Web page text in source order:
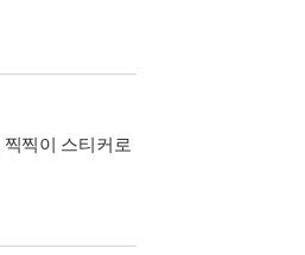
찍이 스티커로